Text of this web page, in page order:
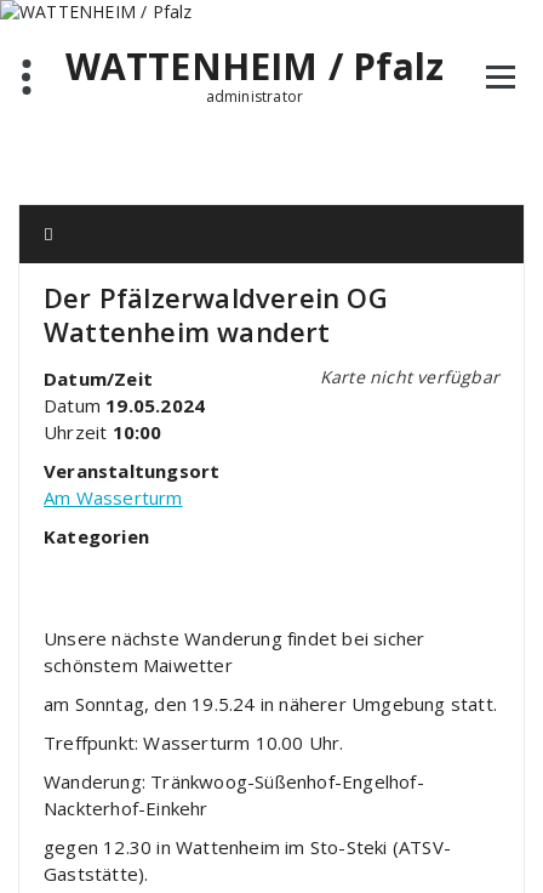
Zum
springenWATTENHEIM / Pfalz
administrator
Der Pfälzerwaldverein OG
Wattenheim wandert
Karte nicht verfügbar
Datum/Zeit
Datum 19.05.2024
Uhrzeit 10:00
Veranstaltungsort
Am Wasserturm
Kategorien
Unsere nächste Wanderung findet bei sicher
schönstem Maiwetter
am Sonntag, den 19.5.24 in näherer Umgebung statt.
Treffpunkt: Wasserturm 10.00 Uhr.
Wanderung: Tränkwoog-Süßenhof-Engelhof-
Nackterhof-Einkehr
gegen 12.30 in Wattenheim im Sto-Steki (ATSV-
Gaststätte).